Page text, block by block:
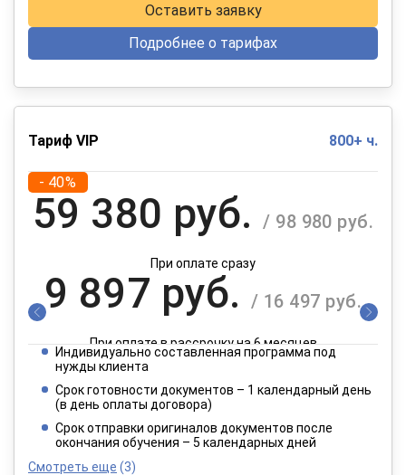
Оставить заявку
Подробнее о тарифах
Тариф VIP 800+ ч.
- 40%
59 380 руб. / 98 980 руб.
При оплате сразу
9 897 руб. / 16 497 руб.
При оплате в рассрочку на 6 месяцев
4 949 руб. / 8 249 руб.
При оплате в рассрочку на 12 месяцев
Индивидуально составленная программа под
нужды клиента
Срок готовности документов – 1 календарный день
(в день оплаты договора)
Срок отправки оригиналов документов после
окончания обучения – 5 календарных дней
Смотреть еще (3)